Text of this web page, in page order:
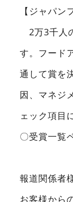
【ジャパン
2万3千人
す。フード
通して賞を
因、マネジ
ェック項目
〇受賞一覧
報道関
お客様から